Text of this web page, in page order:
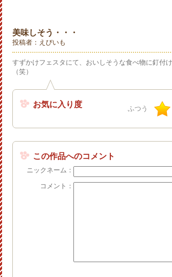
美味しそう・・・
投稿者：えびいも
すずかけフェスタにて、おいしそうな食べ物に釘
（笑）
お気に入り度 ふつう
この作品へのコメント
ニックネーム：
コメント：